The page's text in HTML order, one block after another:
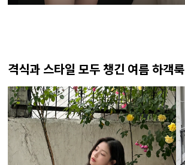
격식과 스타일 모두 챙긴 여름 하객룩